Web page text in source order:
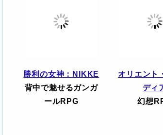
勝利の女神：NIKKE
背中で魅せるガンガ
ールRPG
オリエント
ディ
幻想